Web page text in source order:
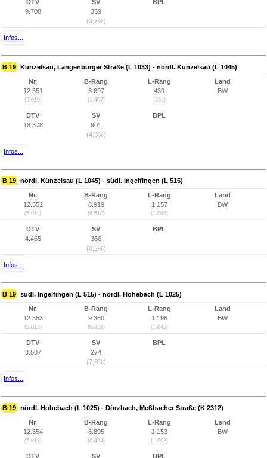
DTV
9.708
SV
359
(3,7%)
BPL
Infos...
B 19 Künzelsau, Langenburger Straße (L 1033) - nördl. Künzelsau (L 1045)
Nr.
12.551
(5.010)
B-Rang
3.697
(1.407)
L-Rang
439
(292)
Land
BW
DTV
18.378
SV
901
(4,9%)
BPL
Infos...
B 19 nördl. Künzelsau (L 1045) - südl. Ingelfingen (L 515)
Nr.
12.552
(5.011)
B-Rang
8.919
(6.518)
L-Rang
1.157
(1.006)
Land
BW
DTV
4.465
SV
366
(8,2%)
BPL
Infos...
B 19 südl. Ingelfingen (L 515) - nördl. Hohebach (L 1025)
Nr.
12.553
(5.012)
B-Rang
9.360
(6.958)
L-Rang
1.196
(1.045)
Land
BW
DTV
3.507
SV
274
(7,8%)
BPL
Infos...
B 19 nördl. Hohebach (L 1025) - Dörzbach, Meßbacher Straße (K 2312)
Nr.
12.554
(5.013)
B-Rang
8.895
(6.494)
L-Rang
1.153
(1.002)
Land
BW
DTV
SV
BPL